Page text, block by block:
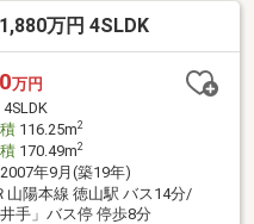
万円 4SLDK
万円
4SLDK
116.25m2
170.49m2
2007年9月(築19年)
山陽本線 徳山駅 バス14分/
井手」バス停 停歩8分